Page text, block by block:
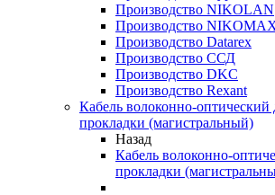
Производство NIKOLAN
Производство
Производство Datarex
Производство ССД
Производство DKC
Производство Rexant
Кабель волоконно-
прокладки (магистральный)
Назад
Кабель волоконно-
прокладки